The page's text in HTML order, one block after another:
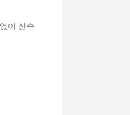
이 신속